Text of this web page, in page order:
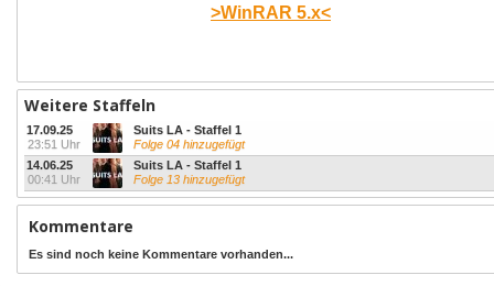
>WinRAR 5.x<
Weitere Staffeln
17.09.25
23:51 Uhr
Suits LA - Staffel 1
Folge 04 hinzugefügt
14.06.25
00:41 Uhr
Suits LA - Staffel 1
Folge 13 hinzugefügt
Kommentare
Es sind noch keine Kommentare vorhanden...